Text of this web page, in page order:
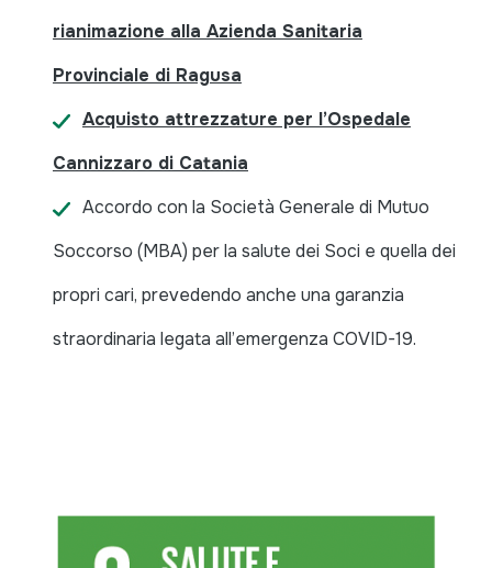
rianimazione alla Azienda Sanitaria
Provinciale di Ragusa
Acquisto attrezzature per l’Ospedale
Cannizzaro di Catania
Accordo con la Società Generale di Mutuo
Soccorso (MBA) per la salute dei Soci e quella dei
propri cari, prevedendo anche una garanzia
straordinaria legata all’emergenza COVID-19.